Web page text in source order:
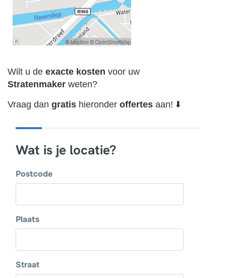
Wilt u de exacte kosten voor uw
Stratenmaker weten?
Vraag dan gratis hieronder offertes aan! ⬇️